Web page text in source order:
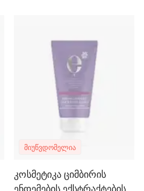
ᲛᲘᲣᲬᲕᲓᲝᲛᲔᲚᲘᲐ
კოსმეტიკა ციმბირის